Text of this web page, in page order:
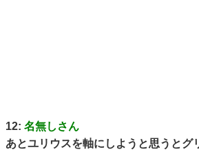
12: 名無しさん
あとユリウスを軸にしようと思うとグ